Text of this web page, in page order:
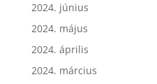
2024. június
2024. május
2024. április
2024. március